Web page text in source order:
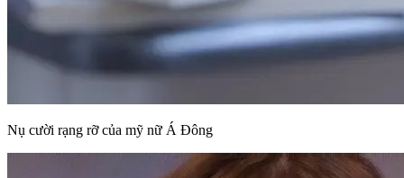
Nụ cười rạng rỡ của mỹ nữ Á Đông